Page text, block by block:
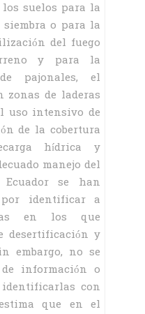
suelos para la
o para la
del fuego
y para la
pajonales, el
zonas de laderas
uso intensivo de
de la cobertura
hídrica y
manejo del
se han
identificar a
en los que
desertificación y
embargo, no se
información o
con
que en el